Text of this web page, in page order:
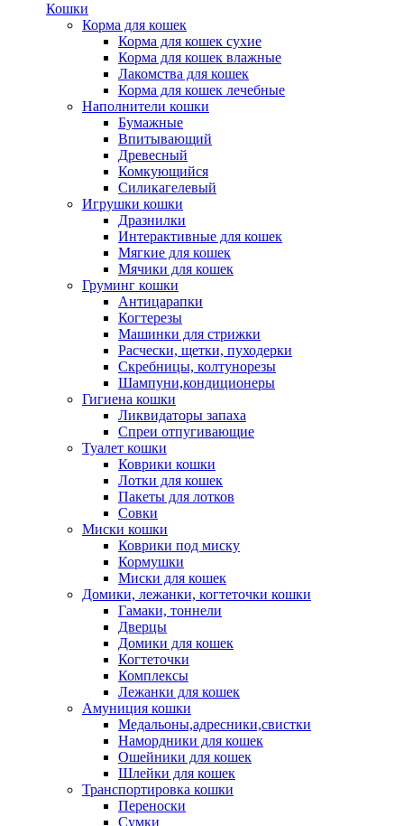
Кошки
Корма для кошек
Корма для кошек сухие
Корма для кошек влажные
Лакомства для кошек
Корма для кошек лечебные
Наполнители кошки
Бумажные
Впитывающий
Древесный
Комкующийся
Силикагелевый
Игрушки кошки
Дразнилки
Интерактивные для кошек
Мягкие для кошек
Мячики для кошек
Груминг кошки
Антицарапки
Когтерезы
Машинки для стрижки
Расчески, щетки, пуходерки
Скребницы, колтунорезы
Шампуни,кондиционеры
Гигиена кошки
Ликвидаторы запаха
Спреи отпугивающие
Туалет кошки
Коврики кошки
Лотки для кошек
Пакеты для лотков
Совки
Миски кошки
Коврики под миску
Кормушки
Миски для кошек
Домики, лежанки, когтеточки кошки
Гамаки, тоннели
Дверцы
Домики для кошек
Когтеточки
Комплексы
Лежанки для кошек
Амуниция кошки
Медальоны,адресники,свистки
Намордники для кошек
Ошейники для кошек
Шлейки для кошек
Транспортировка кошки
Переноски
Сумки